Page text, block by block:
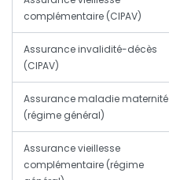
complémentaire (CIPAV)
Assurance invalidité-décès
(CIPAV)
Assurance maladie maternité
(régime général)
Assurance vieillesse
complémentaire (régime